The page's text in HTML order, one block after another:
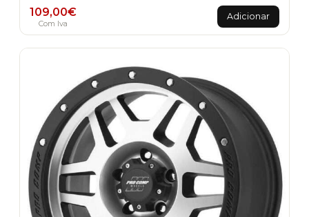
109,00€
Com Iva
Adicionar